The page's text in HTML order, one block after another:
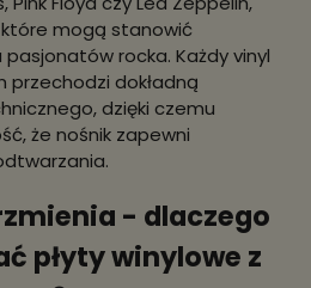
mogą stanowić
rocka. Każdy vinyl
przechodzi dokładną
dzięki czemu
że nośnik zapewni
- dlaczego
płyty winylowe z